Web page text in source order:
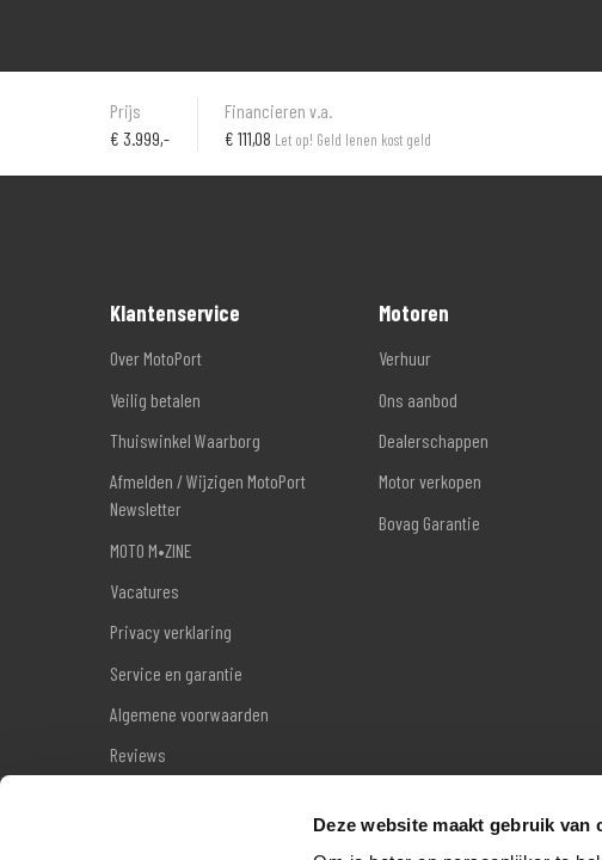
Deze website maakt gebruik van
Prijs
€ 3.999,-
Financieren v.a.
€ 111,08 Let op! Geld lenen kost geld
Klantenservice
Over MotoPort
Veilig betalen
Thuiswinkel Waarborg
Afmelden / Wijzigen MotoPort
Newsletter
MOTO M•ZINE
Vacatures
Privacy verklaring
Service en garantie
Algemene voorwaarden
Reviews
Motoren
Verhuur
Ons aanbod
Dealerschappen
Motor verkopen
Bovag Garantie